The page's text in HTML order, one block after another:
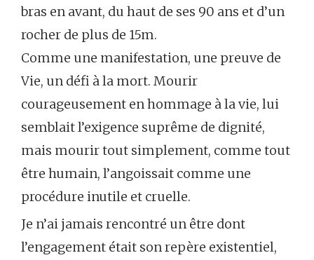
bras en avant, du haut de ses 90 ans et d’un
rocher de plus de 15m.
Comme une manifestation, une preuve de
Vie, un défi à la mort. Mourir
courageusement en hommage à la vie, lui
semblait l’exigence suprême de dignité,
mais mourir tout simplement, comme tout
être humain, l’angoissait comme une
procédure inutile et cruelle.
Je n’ai jamais rencontré un être dont
l’engagement était son repère existentiel,